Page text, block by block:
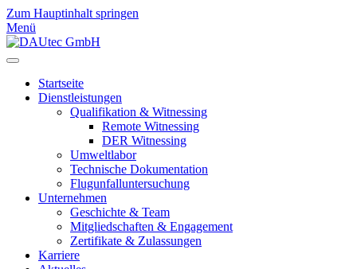
Zum Hauptinhalt springen
Menü
Startseite
Dienstleistungen
Qualifikation & Witnessing
Remote Witnessing
DER Witnessing
Umweltlabor
Technische Dokumentation
Flugunfalluntersuchung
Unternehmen
Geschichte & Team
Mitgliedschaften & Engagement
Zertifikate & Zulassungen
Karriere